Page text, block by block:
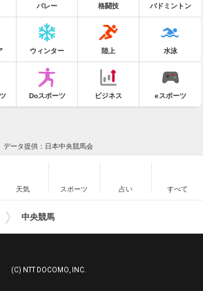
バレー 格闘技 バドミントン
ウィンター 陸上 水泳
Doスポーツ ビジネス eスポーツ
データ提供：日本中央競馬会
天気 スポーツ 占い すべて
中央競馬
(C) NTT DOCOMO, INC.